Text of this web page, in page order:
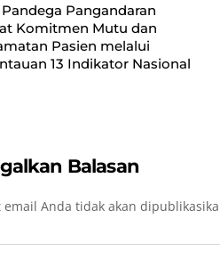
Pandega Pangandaran
Komitmen Mutu dan
Pasien melalui
13 Indikator Nasional
Balasan
email Anda tidak akan